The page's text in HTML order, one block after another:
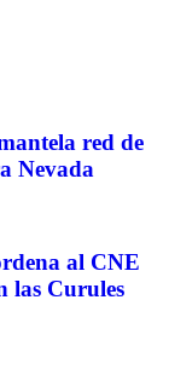
red de
Nevada
al CNE
las Curules